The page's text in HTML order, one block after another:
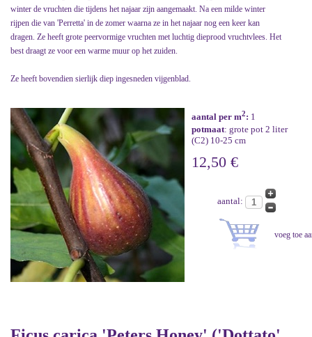
winter de vruchten die tijdens het najaar zijn aangemaakt. Na een milde winter
rijpen die van 'Perretta' in de zomer waarna ze in het najaar nog een keer kan
dragen. Ze heeft grote peervormige vruchten met luchtig dieprood vruchtvlees. Het
best draagt ze voor een warme muur op het zuiden.
Ze heeft bovendien sierlijk diep ingesneden vijgenblad.
aantal per m2: 1
potmaat: grote pot 2 liter
(C2) 10-25 cm
12,50 €
aantal: